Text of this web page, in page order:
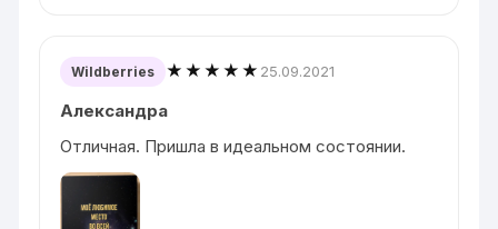
Wildberries ★★★★★ 25.09.2021
Александра
Отличная. Пришла в идеальном состоянии.